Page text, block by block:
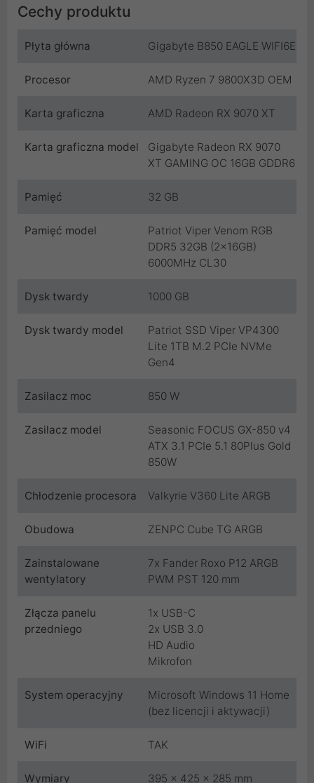
Cechy produktu
Płyta główna Gigabyte B850 EAGLE WIFI6E
Procesor AMD Ryzen 7 9800X3D OEM
Karta graficzna AMD Radeon RX 9070 XT
Karta graficzna model
Gigabyte Radeon RX 9070
XT GAMING OC 16GB GDDR6
Pamięć 32 GB
Pamięć model
Patriot Viper Venom RGB
DDR5 32GB (2x16GB)
6000MHz CL30
Dysk twardy 1000 GB
Dysk twardy model
Patriot SSD Viper VP4300
Lite 1TB M.2 PCIe NVMe
Gen4
Zasilacz moc 850 W
Zasilacz model
Seasonic FOCUS GX-850 v4
ATX 3.1 PCIe 5.1 80Plus Gold
850W
Chłodzenie procesora Valkyrie V360 Lite ARGB
Obudowa ZENPC Cube TG ARGB
Zainstalowane
wentylatory
7x Fander Roxo P12 ARGB
PWM PST 120 mm
Złącza panelu
przedniego
1x USB-C
2x USB 3.0
HD Audio
Mikrofon
System operacyjny
Microsoft Windows 11 Home
(bez licencji i aktywacji)
WiFi TAK
Wymiary 395 x 425 x 285 mm